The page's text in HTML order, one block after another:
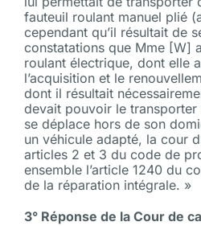
fauteuil roulant manuel plié
cependant qu’il résultait de
constatations que Mme [W]
roulant électrique, dont elle
l’acquisition et le
dont il résultait
devait pouvoir le transporter
se déplace hors de son
un véhicule adapté, la cour
articles 2 et 3 du code de
ensemble l’article 1240 du
de la réparation intégrale. »
3° Réponse de la Cour de